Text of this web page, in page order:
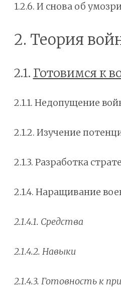
1.2.6. И снова об
2. Теория
2.1. Готовимся к
2.1.1. Недопущение
2.1.2. Изучение
2.1.3. Разработка
2.1.4. Наращивание
2.1.4.1. Средства
2.1.4.2. Навыки
2.1.4.3. Готовность к